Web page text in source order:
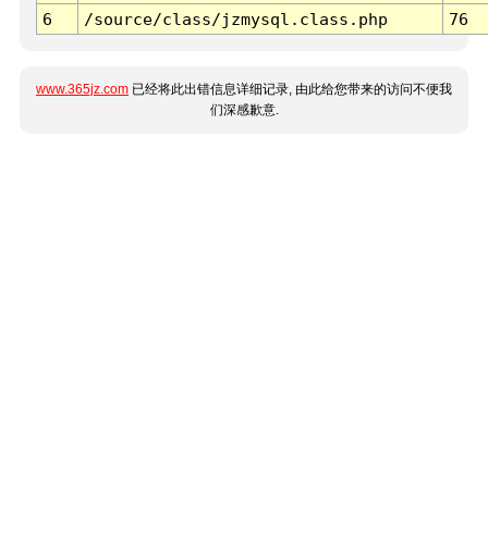
6
/source/class/jzmysql.class.php 76
www.365jz.com 已经将此出错信息详细记录, 由此给您带来的访问不便我
们深感歉意.